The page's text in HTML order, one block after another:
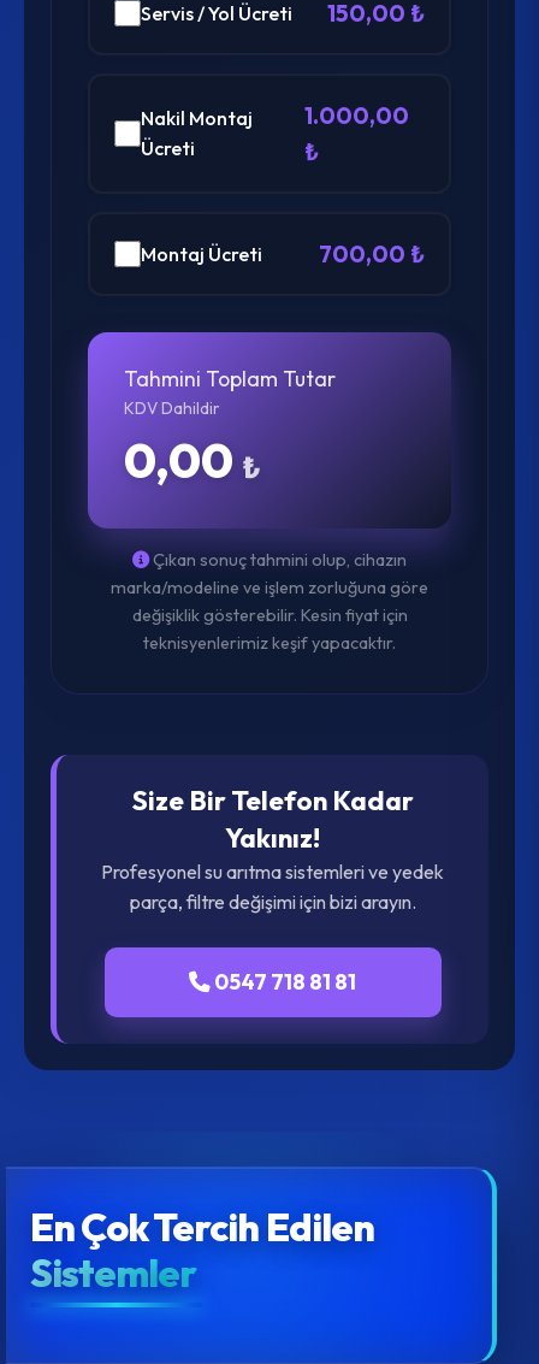
Servis / Yol Ücreti 150,00 ₺
Nakil Montaj
Ücreti
1.000,00
₺
Montaj Ücreti 700,00 ₺
Tahmini Toplam Tutar
KDV Dahildir
0,00 ₺
Çıkan sonuç tahmini olup, cihazın
marka/modeline ve işlem zorluğuna göre
değişiklik gösterebilir. Kesin fiyat için
teknisyenlerimiz keşif yapacaktır.
Size Bir Telefon Kadar
Yakınız!
Profesyonel su arıtma sistemleri ve yedek
parça, filtre değişimi için bizi arayın.
0547 718 81 81
En Çok Tercih Edilen
Sistemler